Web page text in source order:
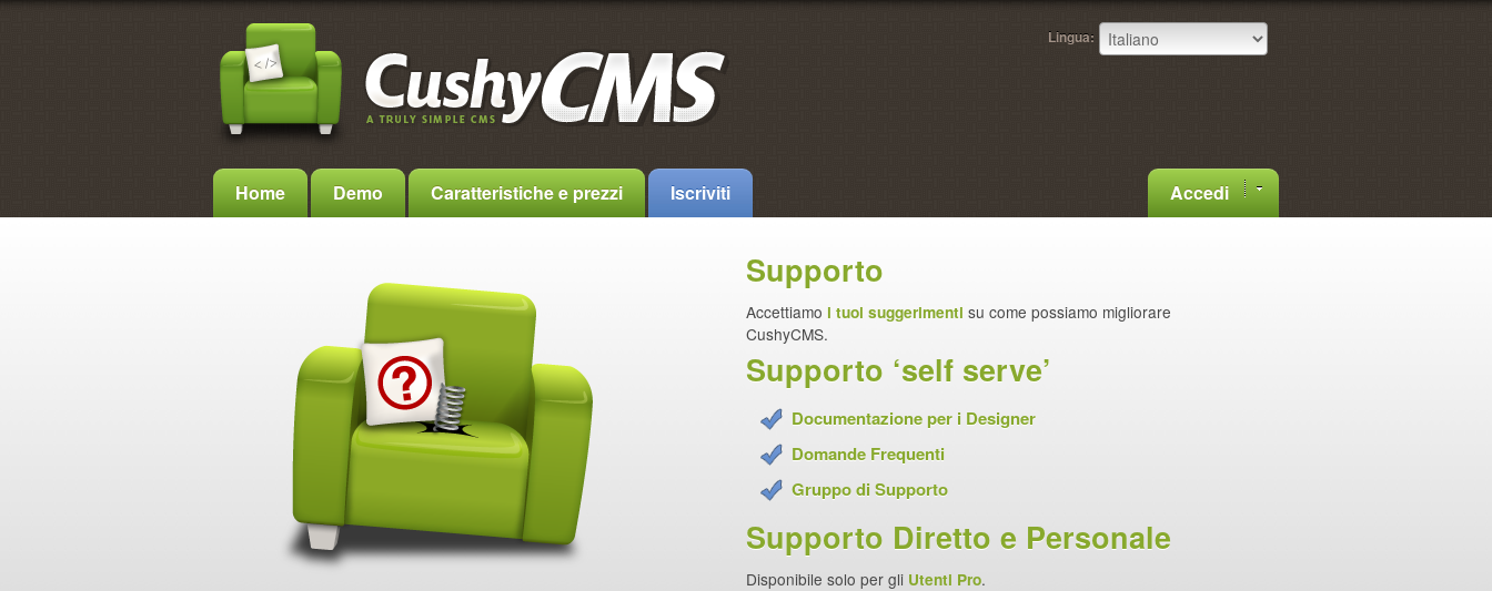
Lingua:
Home Demo Caratteristiche e prezzi Iscriviti Accedi
Supporto
Accettiamo i tuoi suggerimenti su come possiamo migliorare
CushyCMS.
Supporto ‘self serve’
Documentazione per i Designer
Domande Frequenti
Gruppo di Supporto
Supporto Diretto e Personale
Disponibile solo per gli Utenti Pro.